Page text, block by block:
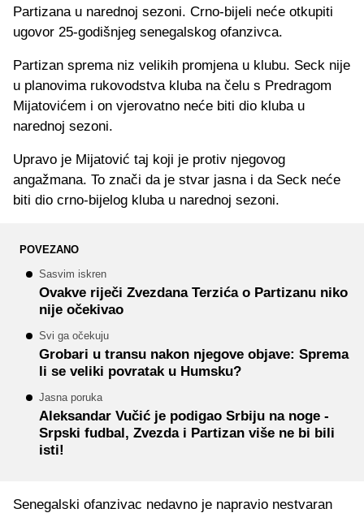
Partizana u narednoj sezoni. Crno-bijeli neće otkupiti
ugovor 25-godišnjeg senegalskog ofanzivca.
Partizan sprema niz velikih promjena u klubu. Seck nije
u planovima rukovodstva kluba na čelu s Predragom
Mijatovićem i on vjerovatno neće biti dio kluba u
narednoj sezoni.
Upravo je Mijatović taj koji je protiv njegovog
angažmana. To znači da je stvar jasna i da Seck neće
biti dio crno-bijelog kluba u narednoj sezoni.
POVEZANO
Sasvim iskren
Ovakve riječi Zvezdana Terzića o Partizanu niko
nije očekivao
Svi ga očekuju
Grobari u transu nakon njegove objave: Sprema
li se veliki povratak u Humsku?
Jasna poruka
Aleksandar Vučić je podigao Srbiju na noge -
Srpski fudbal, Zvezda i Partizan više ne bi bili
isti!
Senegalski ofanzivac nedavno je napravio nestvaran